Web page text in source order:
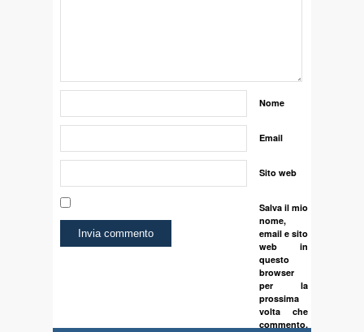
Nome
Email
Sito web
Salva il mio
nome,
email e sito
web in
questo
browser
per la
prossima
volta che
commento.